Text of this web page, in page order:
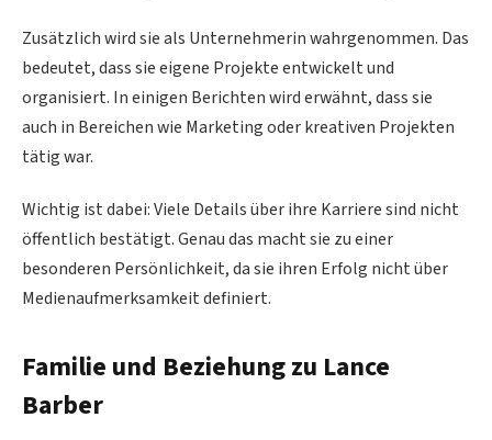
Zusätzlich wird sie als Unternehmerin wahrgenommen. Das
bedeutet, dass sie eigene Projekte entwickelt und
organisiert. In einigen Berichten wird erwähnt, dass sie
auch in Bereichen wie Marketing oder kreativen Projekten
tätig war.
Wichtig ist dabei: Viele Details über ihre Karriere sind nicht
öffentlich bestätigt. Genau das macht sie zu einer
besonderen Persönlichkeit, da sie ihren Erfolg nicht über
Medienaufmerksamkeit definiert.
Familie und Beziehung zu Lance
Barber